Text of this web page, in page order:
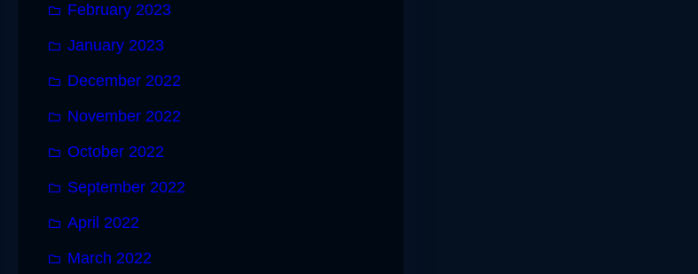
February 2023
January 2023
December 2022
November 2022
October 2022
September 2022
April 2022
March 2022